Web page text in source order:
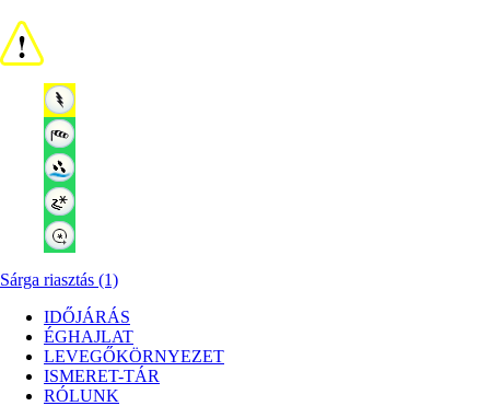
Sárga riasztás (1)
IDŐJÁRÁS
ÉGHAJLAT
LEVEGŐKÖRNYEZET
ISMERET-TÁR
RÓLUNK